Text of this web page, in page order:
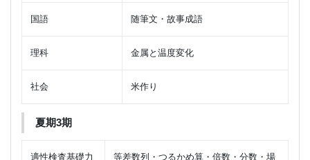
国語 随筆文・故事成語
理科 金属と温度変化
社会 米作り
夏期3期
適性検査基礎力 等差数列・つるかめ算・倍数・分数・場